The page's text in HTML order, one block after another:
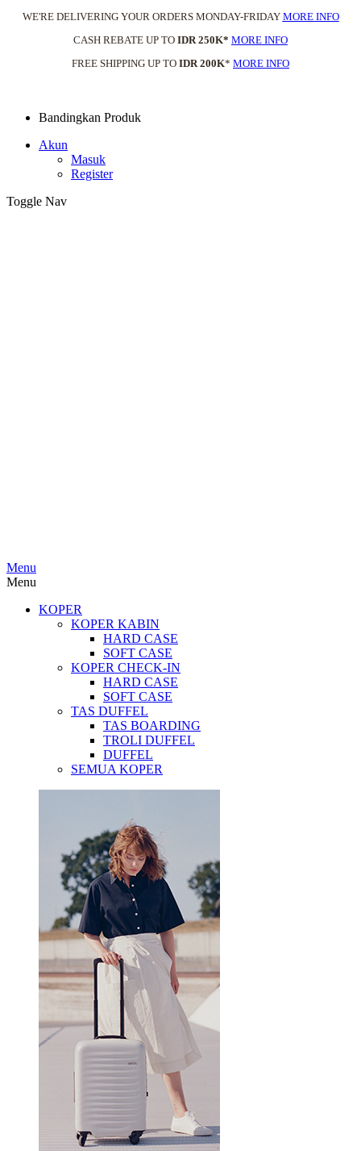
WE'RE DELIVERING YOUR ORDERS MONDAY-FRIDAY MORE INFO
CASH REBATE UP TO IDR 250K* MORE INFO
FREE SHIPPING UP TO IDR 200K* MORE INFO
Bandingkan Produk
Akun
Masuk
Register
Toggle Nav
Menu
Menu
KOPER
KOPER KABIN
HARD CASE
SOFT CASE
KOPER CHECK-IN
HARD CASE
SOFT CASE
TAS DUFFEL
TAS BOARDING
TROLI DUFFEL
DUFFEL
SEMUA KOPER